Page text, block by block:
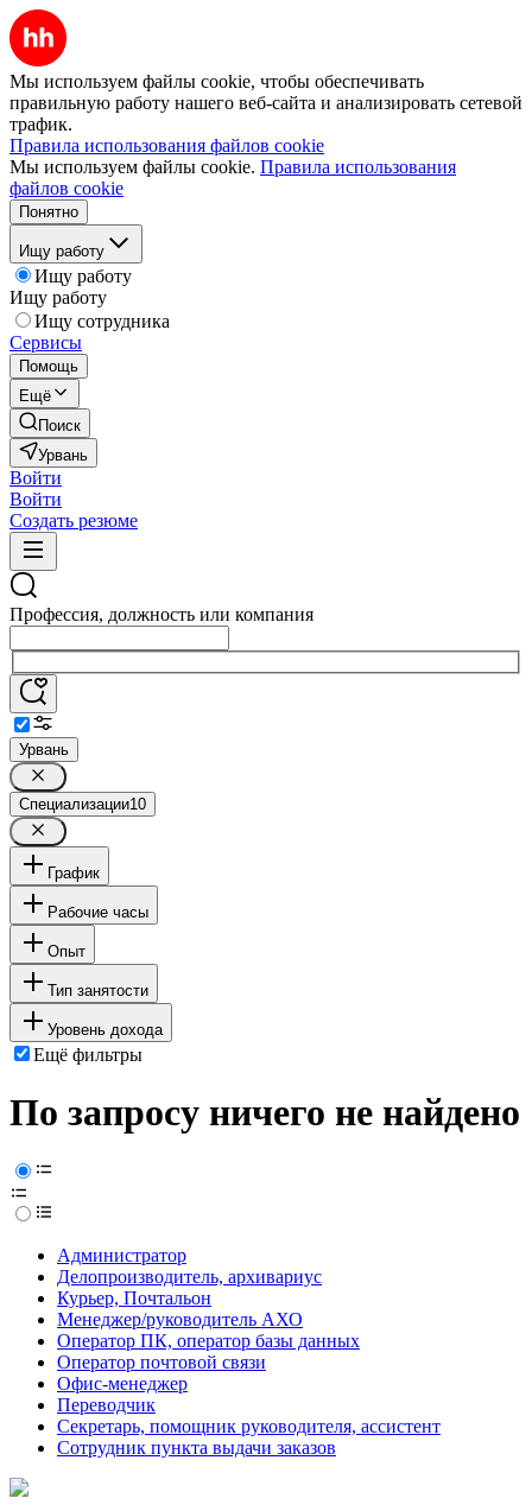
Мы используем файлы cookie, чтобы обеспечивать
правильную работу нашего веб-сайта и анализировать сетевой
трафик.
Правила использования файлов cookie
Мы используем файлы cookie. Правила использования
файлов cookie
Понятно
Ищу работу
Ищу работу
Ищу работу
Ищу сотрудника
Сервисы
Помощь
Ещё
Поиск
Урвань
Войти
Войти
Создать резюме
Профессия, должность или компания
Урвань
Специализации10
График
Рабочие часы
Опыт
Тип занятости
Уровень дохода
Ещё фильтры
По запросу ничего не найдено
Администратор
Делопроизводитель, архивариус
Курьер, Почтальон
Менеджер/руководитель АХО
Оператор ПК, оператор базы данных
Оператор почтовой связи
Офис-менеджер
Переводчик
Секретарь, помощник руководителя, ассистент
Сотрудник пункта выдачи заказов